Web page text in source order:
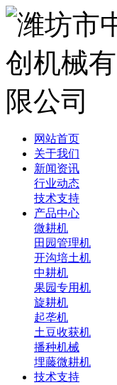
网站首页
关于我们
新闻资讯
行业动态
技术支持
产品中心
微耕机
田园管理机
开沟培土机
中耕机
果园专用机
旋耕机
起垄机
土豆收获机
播种机械
埋藤微耕机
技术支持